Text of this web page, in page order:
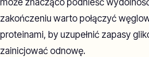
zakończeniu warto połączyć
proteinami, by uzupełnić zapasy
zainicjować odnowę.